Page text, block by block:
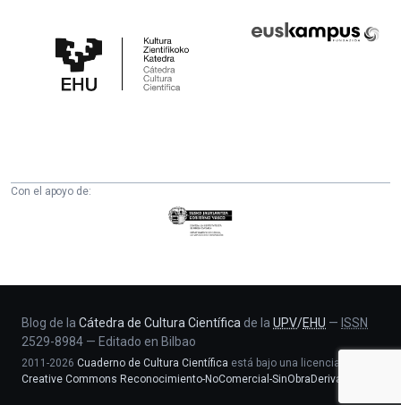
Cultura
Científica
Fundazioa
Con el apoyo de:
Eusko
Jaurlaritza
eta
Berrikuntza
saila
Blog de la Cátedra de Cultura Científica de la UPV/EHU — ISSN
2529-8984 — Editado en Bilbao
2011-2026 Cuaderno de Cultura Científica está bajo una licencia
Creative Commons Reconocimiento-NoComercial-SinObraDerivada 4.0